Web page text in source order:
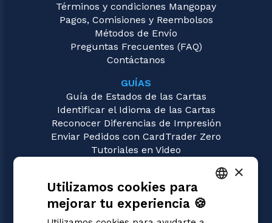
Términos y condiciones Mangopay
Pagos, Comisiones y Reembolsos
Métodos de Envío
Preguntas Frecuentes (FAQ)
Contáctanos
GUÍAS
Guía de Estados de las Cartas
Identificar el Idioma de las Cartas
Reconocer Diferencias de Impresión
Enviar Pedidos con CardTrader Zero
Tutoriales en Video
Magic: the Gathering
Pokémon
Yu-Gi-Oh!
ITALIAN
×
Utilizamos cookies para
mejorar tu experiencia 🍪